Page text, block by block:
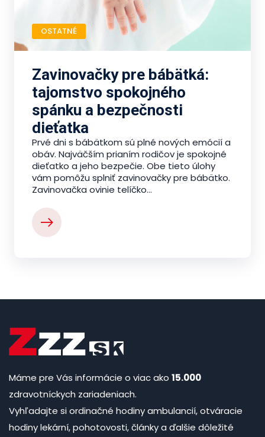
OSTATNÉ
Zavinovačky pre bábätká:
tajomstvo spokojného
spánku a bezpečnosti
dieťatka
Prvé dni s bábätkom sú plné nových emócií a
obáv. Najväčším prianím rodičov je spokojné
dieťatko a jeho bezpečie. Obe tieto úlohy
vám pomôžu splniť zavinovačky pre bábätko.
Zavinovačka ovinie telíčko...
Máme pre Vás informácie o viac ako 15.000
zdravotníckych zariadeniach.
Vyhľadajte si ordinačné hodiny ambulancií, otváracie
hodiny lekární, pohotovosti, články a ďalšie dôležité